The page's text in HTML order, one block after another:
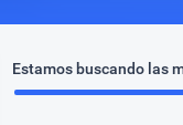
Estamos buscando las